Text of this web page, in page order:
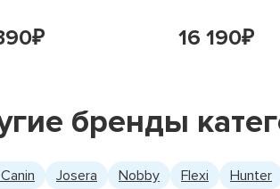
3182550402163
Trockenfutter
₽ 16 190₽
бренды
Josera Nobby Flexi Hunter